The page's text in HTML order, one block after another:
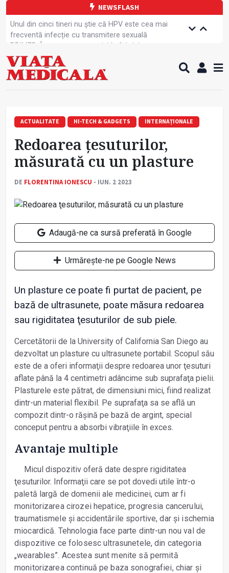
NEWSFLASH
Unul din cinci tineri nu știe că HPV este cea mai
frecventă infecție cu transmitere sexuală
PRIMER: Întreruperea energiei în fabrici ar pune
pacienții în pericol
Subiecte unice la examenul de specialist
Comercializarea unor medicamente, blocată
caniculă?
Un nou studiu pentru testarea unui vaccin împotriva
tulpinei Bundibugyo a virusului Ebola
Alăptarea, esențială pentru sănătatea mamei și
Concursul Internațional George Enescu, la ceas
ACTUALITATE HI-TECH & GADGETS INTERNAȚIONALE
Redoarea ţesuturilor,
măsurată cu un plasture
DE FLORENTINA IONESCU - IUN. 2 2023
Adaugă-ne ca sursă preferată în Google
Urmărește-ne pe Google News
Un plasture ce poate fi purtat de pacient, pe
bază de ultrasunete, poate măsura redoarea
sau rigiditatea ţesuturilor de sub piele.
Cercetătorii de la University of California San Diego au
dezvoltat un plasture cu ultrasunete portabil. Scopul său
este de a oferi informaţii despre redoarea unor ţesuturi
aflate până la 4 centimetri adâncime sub suprafaţa pielii.
Plasturele este pătrat, de dimensiuni mici, fiind realizat
dintr-un material flexibil. Pe suprafaţa sa se află un
compozit dintr-o rășină pe bază de argint, special
conceput pentru a absorbi vibraţiile în exces.
Avantaje multiple
Micul dispozitiv oferă date despre rigiditatea
ţesuturilor. Informaţii care se pot dovedi utile într-o
paletă largă de domenii ale medicinei, cum ar fi
monitorizarea cirozei hepatice, progresia cancerului,
traumatismele și accidentările sportive, dar și ischemia
miocardică. Tehnologia face parte dintr-un nou val de
dispozitive ce folosesc ultrasunetele, din categoria
„wearables”. Acestea sunt menite să permită
monitorizarea continuă pe baza sonografiei, chiar și